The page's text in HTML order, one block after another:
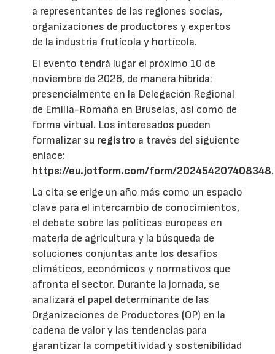
a representantes de las regiones socias,
organizaciones de productores y expertos
de la industria frutícola y hortícola.
El evento tendrá lugar el próximo 10 de
noviembre de 2026, de manera híbrida:
presencialmente en la Delegación Regional
de Emilia-Romaña en Bruselas, así como de
forma virtual. Los interesados pueden
formalizar su registro a través del siguiente
enlace:
https://eu.jotform.com/form/202454207408348.
La cita se erige un año más como un espacio
clave para el intercambio de conocimientos,
el debate sobre las políticas europeas en
materia de agricultura y la búsqueda de
soluciones conjuntas ante los desafíos
climáticos, económicos y normativos que
afronta el sector. Durante la jornada, se
analizará el papel determinante de las
Organizaciones de Productores (OP) en la
cadena de valor y las tendencias para
garantizar la competitividad y sostenibilidad